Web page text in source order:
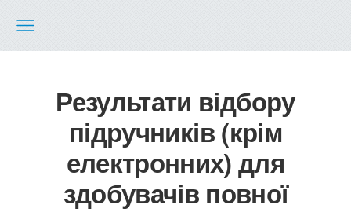
Результати відбору
підручників (крім
електронних) для
здобувачів повної